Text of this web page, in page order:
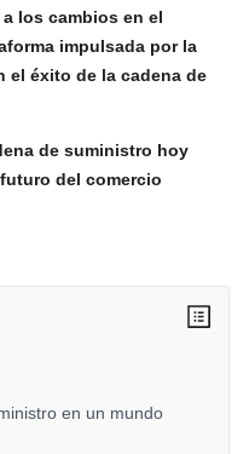
los cambios en el
impulsada por la
el éxito de la cadena de
de suministro hoy
del comercio
en un mundo